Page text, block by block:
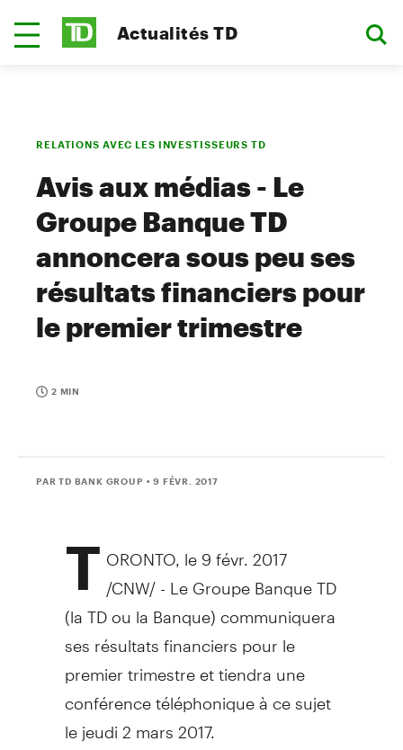
Actualités TD
RELATIONS AVEC LES INVESTISSEURS TD
Avis aux médias - Le
Groupe Banque TD
annoncera sous peu ses
résultats financiers pour
le premier trimestre
2 MIN
PAR TD BANK GROUP • 9 FÉVR. 2017
T ORONTO , le 9 févr. 2017
/CNW/ -Le Groupe Banque TD
(la TD ou la Banque) communiquera
ses résultats financiers pour le
premier trimestre et tiendra une
conférence téléphonique à ce sujet
le jeudi 2 mars 2017.